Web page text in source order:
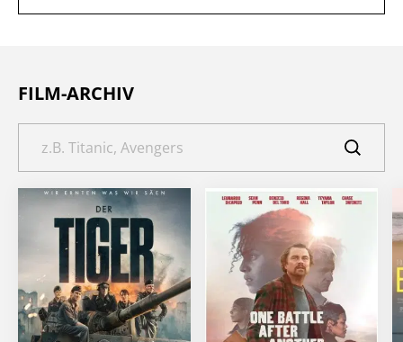
FILM-ARCHIV